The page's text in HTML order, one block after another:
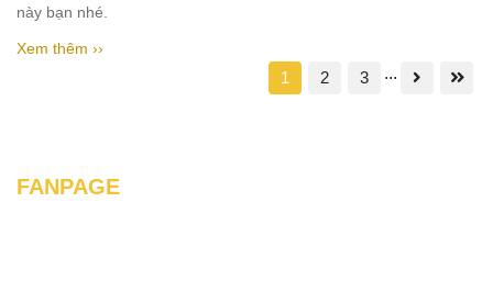
này bạn nhé.
Xem thêm ››
1 2 3 ...
FANPAGE